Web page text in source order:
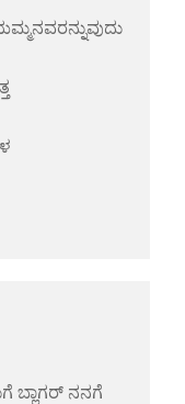
ಬ್ಲಾಗರ್ ನನಗೆ